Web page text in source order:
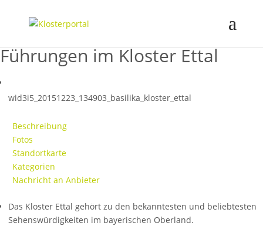
Führungen im Kloster Ettal
wid3i5_20151223_134903_basilika_kloster_ettal
Beschreibung
Fotos
Standortkarte
Kategorien
Nachricht an Anbieter
Das Kloster Ettal gehört zu den bekanntesten und beliebtesten
Sehenswürdigkeiten im bayerischen Oberland.